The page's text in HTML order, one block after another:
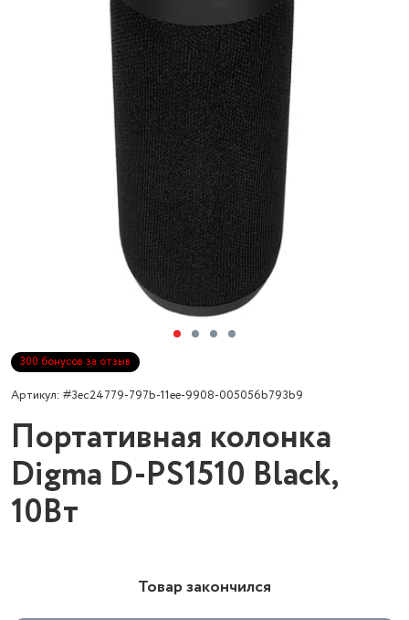
300 бонусов за отзыв
Артикул: #3ec24779-797b-11ee-9908-005056b793b9
Портативная колонка
Digma D-PS1510 Black,
10Вт
Товар закончился